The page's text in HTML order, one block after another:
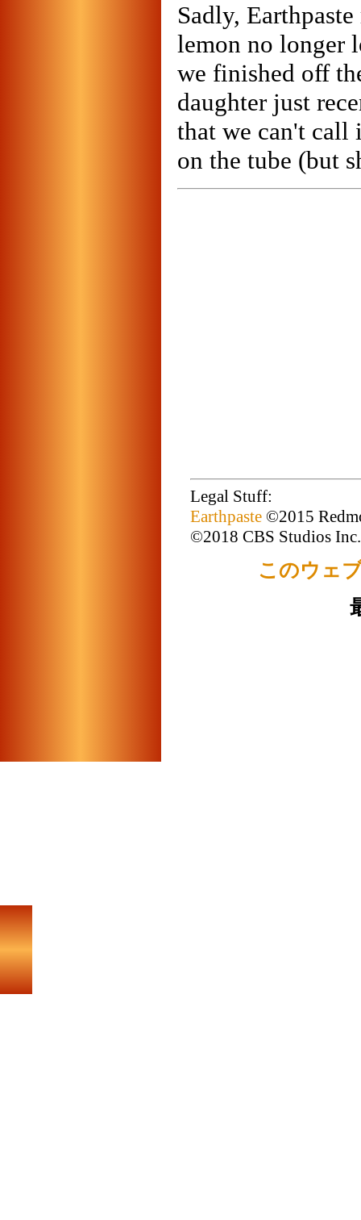
Sadly,
lemon no longer
we finished off
daughter just
that we can't call
on the tube (but
Legal Stuff:
Earthpaste ©2015
©2018 CBS Studios Inc.
このウェ